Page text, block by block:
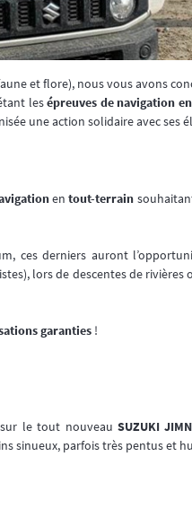
et flore), nous vous avons
lesépreuves de navigation
une action solidaire avec ses
entout-terrain
ces derniers auront
lors de descentes de rivières
garanties !
le tout nouveau SUZUKI
sinueux, parfois très pentus et